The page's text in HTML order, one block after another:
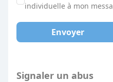
individuelle à mon
Envoyer
Signaler un abus